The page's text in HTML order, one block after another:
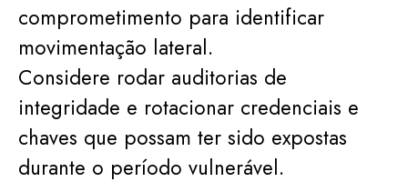
comprometimento para identificar
movimentação lateral.
Considere rodar auditorias de
integridade e rotacionar credenciais e
chaves que possam ter sido expostas
durante o período vulnerável.